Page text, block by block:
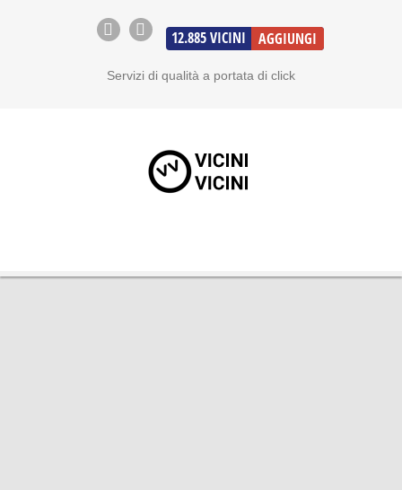
12.885 VICINI AGGIUNGI
Servizi di qualità a portata di click